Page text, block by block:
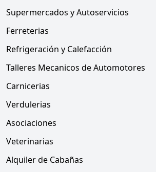
Supermercados y Autoservicios
Ferreterias
Refrigeración y Calefacción
Talleres Mecanicos de Automotores
Carnicerias
Verdulerias
Asociaciones
Veterinarias
Alquiler de Cabañas